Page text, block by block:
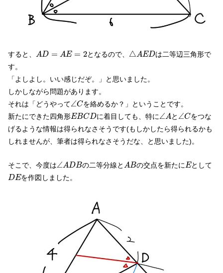
すると、 AD = AE = 2
A D= E=2 となるので、 △AED
△ A EDは二等辺三角形で
す。
「よしよし。いい感じだぞ。」と思いました。
しかしながら問題があります。
それは「どうやって∠C
∠Cを絡めるか？」ということです。
新たにできた四角形EBCD
EBCD に着目しても、特に∠A
∠ A と ∠C
∠Cをつな
げるような情報は得られなさそうです(もしかしたら得られるかも
しれませんが、筆者は得られなさそうだな、と思いました)。
そこで、今度は∠ADB
∠ A DBの二等分線とAB
A Bの交点を新たにE
Eとして
DE
DE を作図しました。